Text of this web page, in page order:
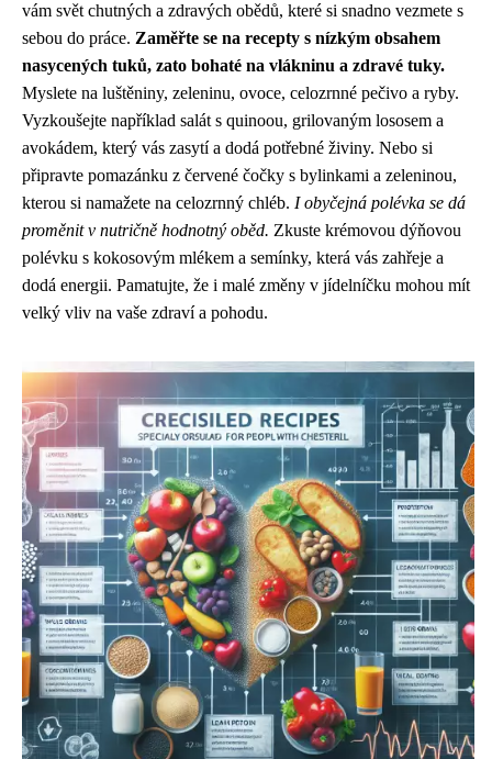
vám svět chutných a zdravých obědů, které si snadno vezmete s
sebou do práce. Zaměřte se na recepty s nízkým obsahem
nasycených tuků, zato bohaté na vlákninu a zdravé tuky.
Myslete na luštěniny, zeleninu, ovoce, celozrnné pečivo a ryby.
Vyzkoušejte například salát s quinoou, grilovaným lososem a
avokádem, který vás zasytí a dodá potřebné živiny. Nebo si
připravte pomazánku z červené čočky s bylinkami a zeleninou,
kterou si namažete na celozrnný chléb. I obyčejná polévka se dá
proměnit v nutričně hodnotný oběd. Zkuste krémovou dýňovou
polévku s kokosovým mlékem a semínky, která vás zahřeje a
dodá energii. Pamatujte, že i malé změny v jídelníčku mohou mít
velký vliv na vaše zdraví a pohodu.